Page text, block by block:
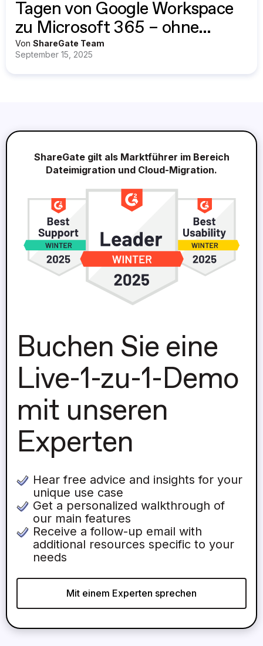
Tagen von Google Workspace
zu Microsoft 365 – ohne
Störungen, ohne Ausfallzeiten
Von ShareGate Team
September 15, 2025
ShareGate gilt als Marktführer im Bereich
Dateimigration und Cloud-Migration.
Buchen Sie eine
Live-1-zu-1-Demo
mit unseren
Experten
Hear free advice and insights for your
unique use case
Get a personalized walkthrough of
our main features
Receive a follow-up email with
additional resources specific to your
needs
Mit einem Experten sprechen